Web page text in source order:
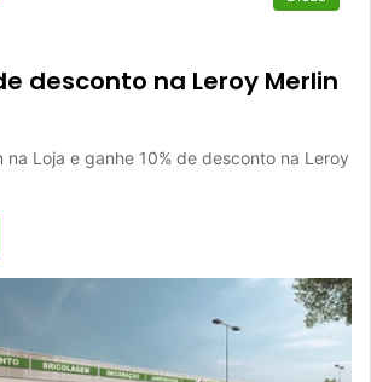
desconto na Leroy Merlin
Loja e ganhe 10% de desconto na Leroy